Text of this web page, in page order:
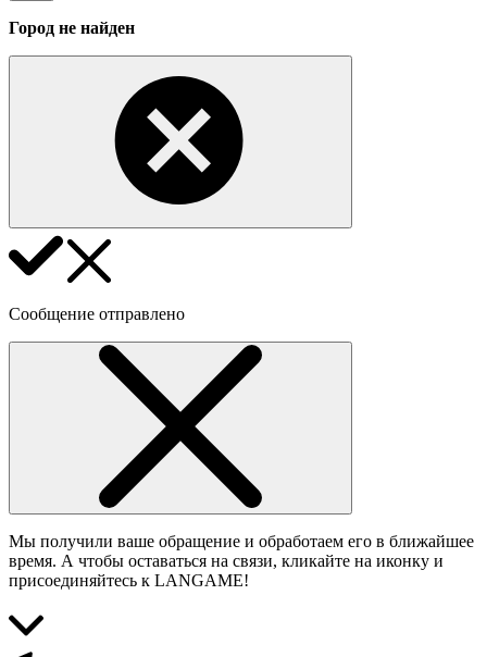
Город не найден
Сообщение отправлено
Мы получили ваше обращение и обработаем его в ближайшее
время. А чтобы оставаться на связи, кликайте на иконку и
присоединяйтесь к LANGAME!